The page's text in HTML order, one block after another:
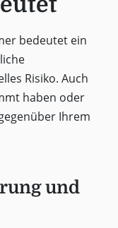
bedeutet ein
Risiko. Auch
haben oder
Ihrem
und